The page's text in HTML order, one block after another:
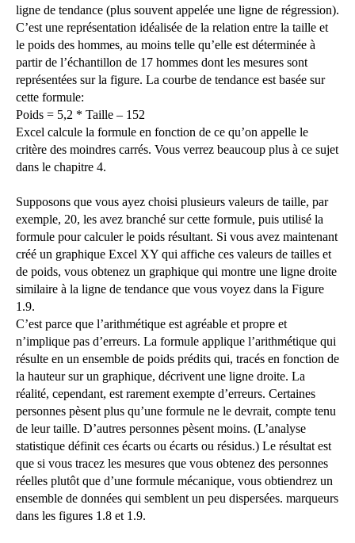
ligne de tendance (plus souvent appelée une ligne de régression).
C’est une représentation idéalisée de la relation entre la taille et
le poids des hommes, au moins telle qu’elle est déterminée à
partir de l’échantillon de 17 hommes dont les mesures sont
représentées sur la figure. La courbe de tendance est basée sur
cette formule:
Poids = 5,2 * Taille – 152
Excel calcule la formule en fonction de ce qu’on appelle le
critère des moindres carrés. Vous verrez beaucoup plus à ce sujet
dans le chapitre 4.
Supposons que vous ayez choisi plusieurs valeurs de taille, par
exemple, 20, les avez branché sur cette formule, puis utilisé la
formule pour calculer le poids résultant. Si vous avez maintenant
créé un graphique Excel XY qui affiche ces valeurs de tailles et
de poids, vous obtenez un graphique qui montre une ligne droite
similaire à la ligne de tendance que vous voyez dans la Figure
1.9.
C’est parce que l’arithmétique est agréable et propre et
n’implique pas d’erreurs. La formule applique l’arithmétique qui
résulte en un ensemble de poids prédits qui, tracés en fonction de
la hauteur sur un graphique, décrivent une ligne droite. La
réalité, cependant, est rarement exempte d’erreurs. Certaines
personnes pèsent plus qu’une formule ne le devrait, compte tenu
de leur taille. D’autres personnes pèsent moins. (L’analyse
statistique définit ces écarts ou écarts ou résidus.) Le résultat est
que si vous tracez les mesures que vous obtenez des personnes
réelles plutôt que d’une formule mécanique, vous obtiendrez un
ensemble de données qui semblent un peu dispersées. marqueurs
dans les figures 1.8 et 1.9.